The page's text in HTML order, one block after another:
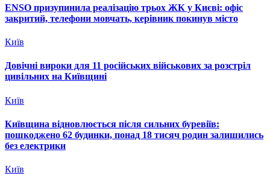
ENSO призупинила реалізацію трьох ЖК у Києві: офіс
закритий, телефони мовчать, керівник покинув місто
Київ
Довічні вироки для 11 російських військових за розстріл
цивільних на Київщині
Київ
Київщина відновлюється після сильних буревіїв:
пошкоджено 62 будинки, понад 18 тисяч родин залишились
без електрики
Київ